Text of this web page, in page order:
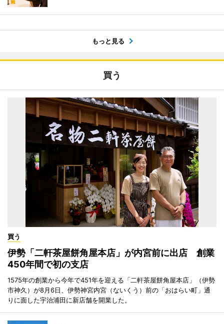
もっと見る
買う
買う
伊勢「二軒茶屋餅角屋本店」が内宮前に出店 創業
450年間で初の支店
1575年の創業から今年で451年を迎える「二軒茶屋餅角屋本店」（伊勢
市神久）が8月6日、伊勢神宮内宮（ないくう）前の「おはらい町」通
りに面した宇治浦田に新店舗を開業した。